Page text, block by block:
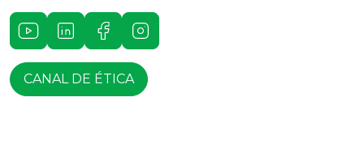
YoutubeLinkedInFacebookInstagram
CANAL DE ÉTICA